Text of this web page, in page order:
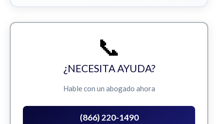
📞
¿NECESITA AYUDA?
Hable con un abogado ahora
(866) 220-1490